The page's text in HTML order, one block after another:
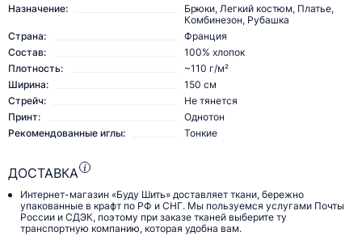
Назначение:
Брюки, Легкий костюм, Платье,
Комбинезон, Рубашка
Страна:
Франция
Состав:
100% хлопок
Плотность:
~110 г/м²
Ширина:
150 см
Стрейч:
Не тянется
Принт:
Однотон
Рекомендованные иглы:
Тонкие
ДОСТАВКА
Интернет-магазин «Буду Шить» доставляет ткани, бережно
упакованные в крафт по РФ и СНГ. Мы пользуемся услугами Почты
России и СДЭК, поэтому при заказе тканей выберите ту
транспортную компанию, которая удобна вам.